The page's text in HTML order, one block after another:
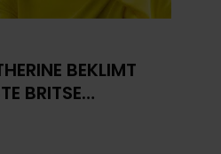
BEKLIMT
BRITSE